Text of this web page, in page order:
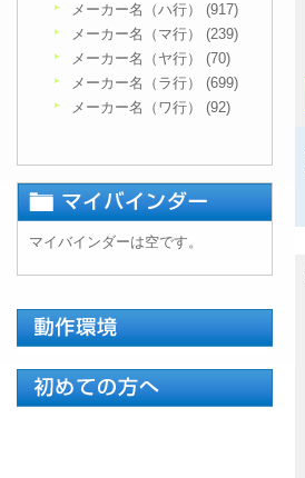
メーカー名（ハ行） (917)
メーカー名（マ行） (239)
メーカー名（ヤ行） (70)
メーカー名（ラ行） (699)
メーカー名（ワ行） (92)
マイバインダーは空です。